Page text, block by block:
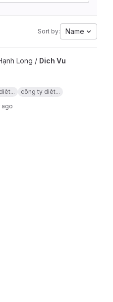
Sort by: Name
Long / Dich Vu
công ty diệt...
ago